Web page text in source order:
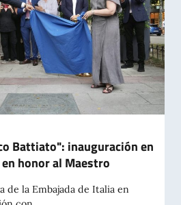
Battiato": inauguración en
honor al Maestro
de la Embajada de Italia en